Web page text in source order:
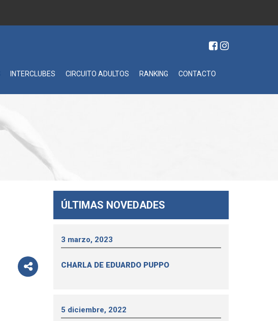
INTERCLUBES CIRCUITO ADULTOS RANKING CONTACTO
ÚLTIMAS NOVEDADES
3 marzo, 2023
CHARLA DE EDUARDO PUPPO
5 diciembre, 2022